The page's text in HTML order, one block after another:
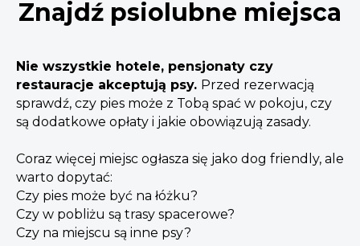
Znajdź psiolubne miejsca
Nie wszystkie hotele, pensjonaty czy
restauracje akceptują psy. Przed rezerwacją
sprawdź, czy pies może z Tobą spać w pokoju, czy
są dodatkowe opłaty i jakie obowiązują zasady.
Coraz więcej miejsc ogłasza się jako dog friendly, ale
warto dopytać:
Czy pies może być na łóżku?
Czy w pobliżu są trasy spacerowe?
Czy na miejscu są inne psy?